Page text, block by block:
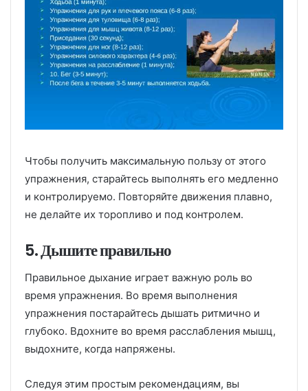
Чтобы получить максимальную пользу от этого
упражнения, старайтесь выполнять его медленно
и контролируемо. Повторяйте движения плавно,
не делайте их торопливо и под контролем.
5. Дышите правильно
Правильное дыхание играет важную роль во
время упражнения. Во время выполнения
упражнения постарайтесь дышать ритмично и
глубоко. Вдохните во время расслабления мышц,
выдохните, когда напряжены.
Следуя этим простым рекомендациям, вы